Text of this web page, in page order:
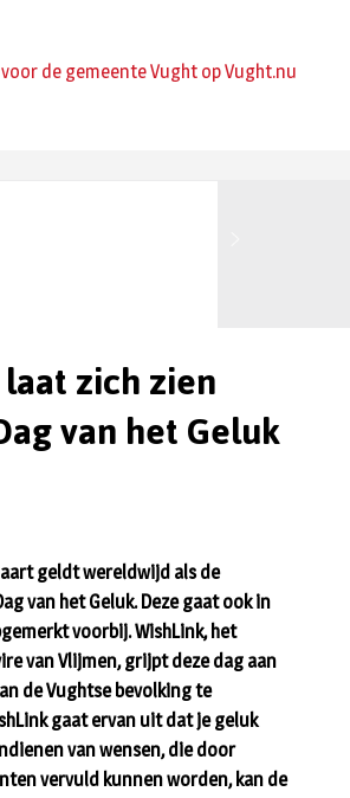
zich zien
van het Geluk
geldt wereldwijd als de
van het Geluk. Deze gaat ook in
voorbij. WishLink, het
van Vlijmen, grijpt deze dag aan
de Vughtse bevolking te
gaat ervan uit dat je geluk
van wensen, die door
vervuld kunnen worden, kan de